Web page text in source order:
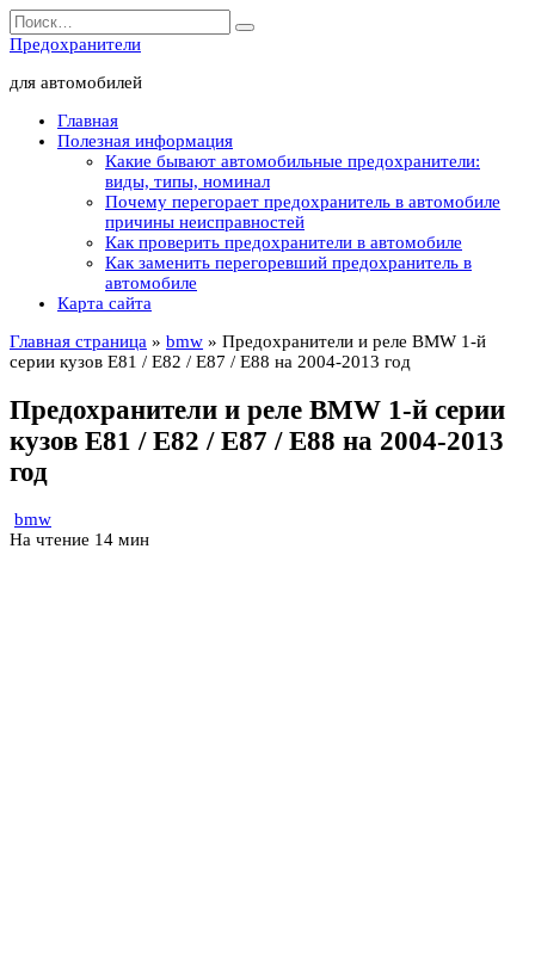
Перейти
к
содержанию
Search
for:
Предохранители
для автомобилей
Главная
Полезная информация
Какие бывают автомобильные предохранители:
виды, типы, номинал
Почему перегорает предохранитель в автомобиле
причины неисправностей
Как проверить предохранители в автомобиле
Как заменить перегоревший предохранитель в
автомобиле
Карта сайта
Главная страница » bmw » Предохранители и реле BMW 1-й
серии кузов E81 / E82 / E87 / E88 на 2004-2013 год
Предохранители и реле BMW 1-й серии
кузов E81 / E82 / E87 / E88 на 2004-2013
год
bmw
На чтение 14 мин